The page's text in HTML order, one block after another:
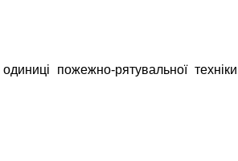
пожежно-рятувальної техніки